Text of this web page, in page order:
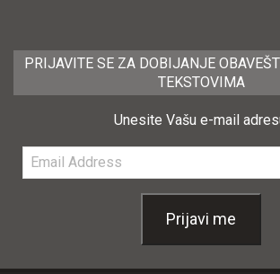
PRIJAVITE SE ZA DOBIJANJE
TEKSTOVIMA
Unesite Vašu e-mail
Email
Address
Prijavi me